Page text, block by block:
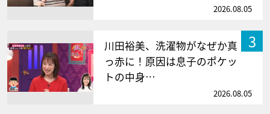
2026.08.05
3
川田裕美、洗濯物がなぜか真
っ赤に！原因は息子のポケッ
トの中身…
2026.08.05